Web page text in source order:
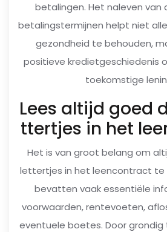
betalingen. Het naleven van
betalingstermijnen helpt niet
gezondheid te behouden,
positieve kredietgeschiedenis
toekomstige
Lees altijd goed
ttertjes in het
Het is van groot belang om
lettertjes in het leencontract te
bevatten vaak essentiële
voorwaarden, rentevoeten,
eventuele boetes. Door